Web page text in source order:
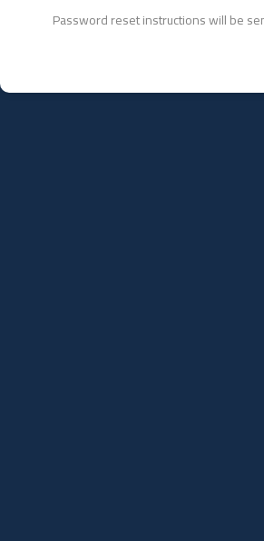
Password reset instructions will be